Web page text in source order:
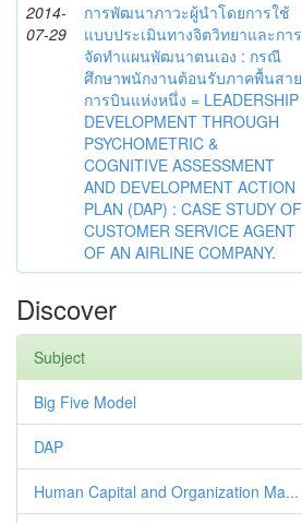
2014-
07-29
การพัฒนาภาวะผู้นำโดยการใช้
แบบประเมินทางจิตวิทยาและการ
จัดทำแผนพัฒนาตนเอง : กรณี
ศึกษาพนักงานต้อนรับภาคพื้นสาย
การบินแห่งหนึ่ง = LEADERSHIP
DEVELOPMENT THROUGH
PSYCHOMETRIC &
COGNITIVE ASSESSMENT
AND DEVELOPMENT ACTION
PLAN (DAP) : CASE STUDY OF
CUSTOMER SERVICE AGENT
OF AN AIRLINE COMPANY.
Discover
Subject
Big Five Model
DAP
Human Capital and Organization Ma...